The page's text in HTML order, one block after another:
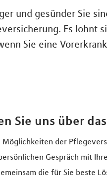
und gesünder Sie
Es lohnt
Sie eine
Sie uns über
Möglichkeiten der
Gespräch mit
die für Sie beste